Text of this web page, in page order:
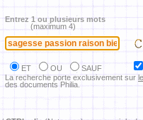
Entrez 1 ou plusieurs mots
(maximum 4)
ET OU
SAUF
La recherche porte exclusivement sur
des documents Philia.